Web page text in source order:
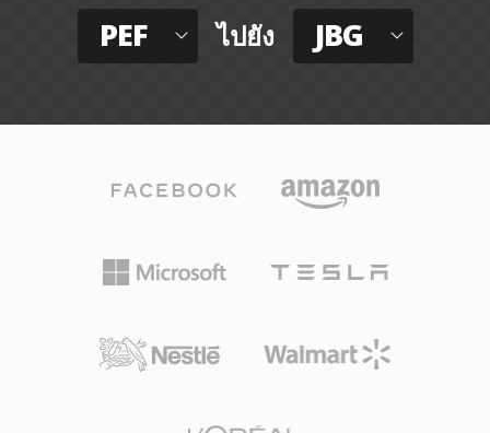
PEF ไปยัง JBG